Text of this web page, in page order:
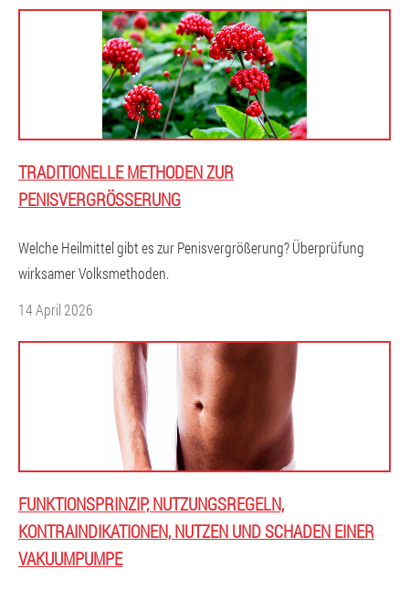
TRADITIONELLE METHODEN ZUR
PENISVERGRÖSSERUNG
Welche Heilmittel gibt es zur Penisvergrößerung? Überprüfung
wirksamer Volksmethoden.
14 April 2026
FUNKTIONSPRINZIP, NUTZUNGSREGELN,
KONTRAINDIKATIONEN, NUTZEN UND SCHADEN EINER
VAKUUMPUMPE